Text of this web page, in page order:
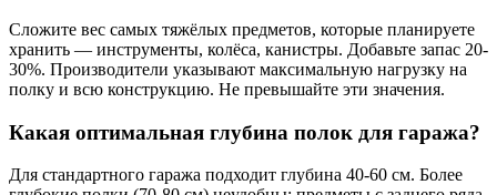
Сложите вес самых тяжёлых предметов, которые планируете
хранить — инструменты, колёса, канистры. Добавьте запас 20-
30%. Производители указывают максимальную нагрузку на
полку и всю конструкцию. Не превышайте эти значения.
Какая оптимальная глубина полок для гаража?
Для стандартного гаража подходит глубина 40-60 см. Более